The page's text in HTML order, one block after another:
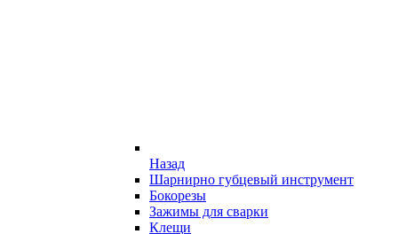
Назад
Шарнирно губцевый инструмент
Бокорезы
Зажимы для сварки
Клещи